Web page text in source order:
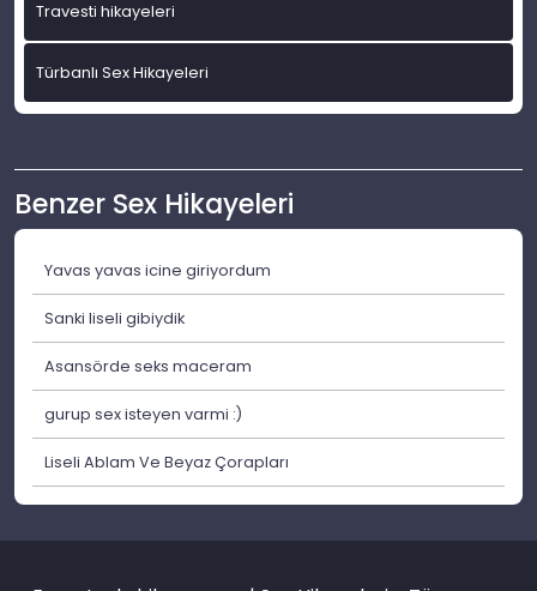
Travesti hikayeleri
Türbanlı Sex Hikayeleri
Benzer Sex Hikayeleri
Yavas yavas icine giriyordum
Sanki liseli gibiydik
Asansörde seks maceram
gurup sex isteyen varmi :)
Liseli Ablam Ve Beyaz Çorapları